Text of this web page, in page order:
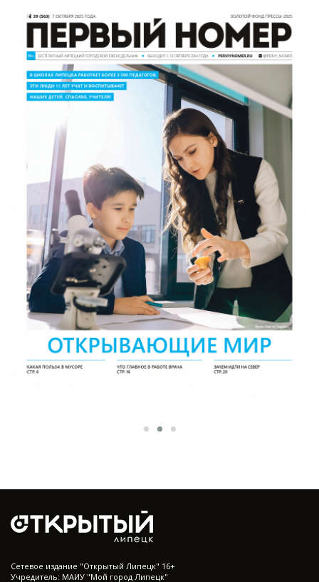
Cетевое издание "Открытый Липецк" 16+
Учредитель: МАИУ "Мой город Липецк"